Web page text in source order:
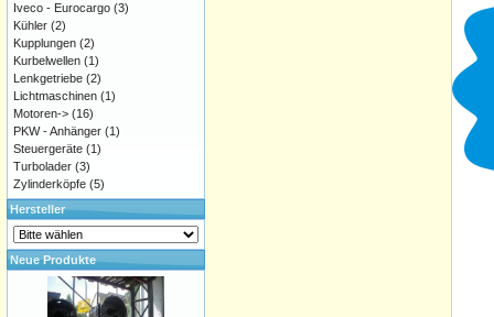
Iveco - Eurocargo (3)
Kühler (2)
Kupplungen (2)
Kurbelwellen (1)
Lenkgetriebe (2)
Lichtmaschinen (1)
Motoren-> (16)
PKW - Anhänger (1)
Steuergeräte (1)
Turbolader (3)
Zylinderköpfe (5)
Hersteller
Neue Produkte